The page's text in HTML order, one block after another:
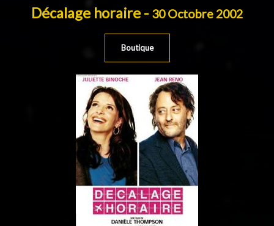
Décalage horaire - 30 Octobre 2002
Boutique